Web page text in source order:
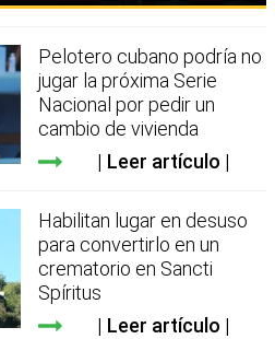
Pelotero cubano podría no
jugar la próxima Serie
Nacional por pedir un
cambio de vivienda
Leer artículo
Habilitan lugar en desuso
para convertirlo en un
crematorio en Sancti
Spíritus
Leer artículo